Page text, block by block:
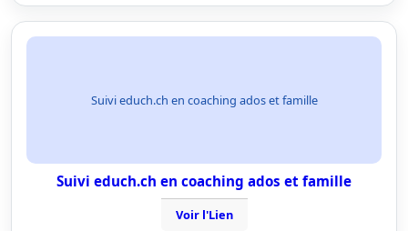
Suivi educh.ch en coaching ados et famille
Suivi educh.ch en coaching ados et famille
Voir l'Lien